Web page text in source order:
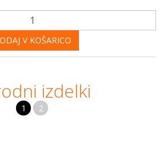
V KOŠARICO
izdelki
1 2